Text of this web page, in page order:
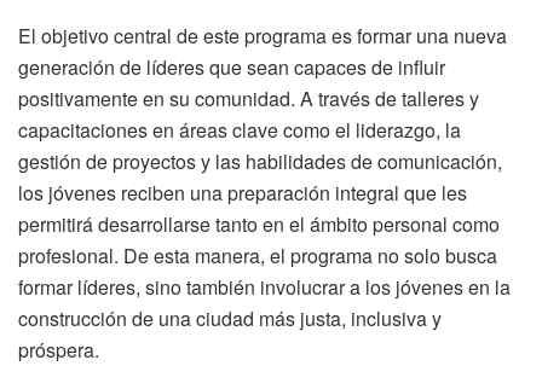
El objetivo central de este programa es formar una nueva
generación de líderes que sean capaces de influir
positivamente en su comunidad. A través de talleres y
capacitaciones en áreas clave como el liderazgo, la
gestión de proyectos y las habilidades de comunicación,
los jóvenes reciben una preparación integral que les
permitirá desarrollarse tanto en el ámbito personal como
profesional. De esta manera, el programa no solo busca
formar líderes, sino también involucrar a los jóvenes en la
construcción de una ciudad más justa, inclusiva y
próspera.